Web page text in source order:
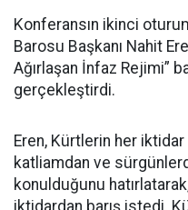
Konferansın ikinci
Barosu Başkanı Nahit
Ağırlaşan İnfaz Rejimi”
gerçekleştirdi.
Eren, Kürtlerin her
katliamdan ve
konulduğunu
iktidardan barış istedi.